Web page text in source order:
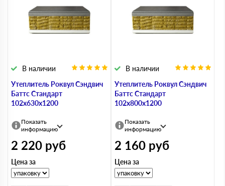
Утеплитель Роквул Сэндвич
Баттс Стандарт
102х630х1200
В наличии
Показать
информацию
2 220 руб
Цена за
Утеплитель Роквул Сэндвич
Баттс Стандарт
102х800х1200
В наличии
Показать
информацию
2 160 руб
Цена за